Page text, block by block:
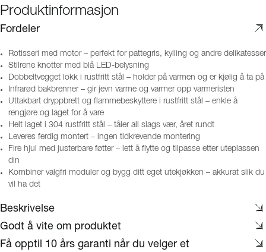
Produktinformasjon
Fordeler
Rotisseri med motor – perfekt for pattegris, kylling og andre delikatesser
Stilrene knotter med blå LED-belysning
Dobbeltvegget lokk i rustfritt stål – holder på varmen og er kjølig å ta på
Infrarød bakbrenner – gir jevn varme og varmer opp varmeristen
Uttakbart dryppbrett og flammebeskyttere i rustfritt stål – enkle å
rengjøre og laget for å vare
Helt laget i 304 rustfritt stål – tåler all slags vær, året rundt
Leveres ferdig montert – ingen tidkrevende montering
Fire hjul med justerbare føtter – lett å flytte og tilpasse etter uteplassen
din
Kombiner valgfri moduler og bygg ditt eget utekjøkken – akkurat slik du
vil ha det
Beskrivelse
Godt å vite om produktet
Få opptil 10 års garanti når du velger et